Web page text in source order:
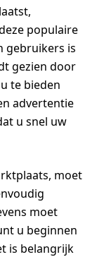
populaire
gebruikers is
gezien door
te bieden
advertentie
u snel uw
moet
moet
u beginnen
is belangrijk